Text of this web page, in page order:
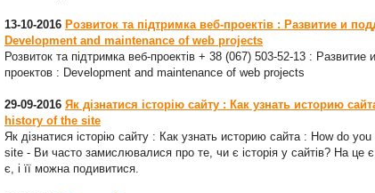
13-10-2016 Розвиток та підтримка веб-проектів : Развитие и
Development and maintenance of web projects
Розвиток та підтримка веб-проектів + 38 (067) 503-52-13 : Развитие
проектов : Development and maintenance of web projects
29-09-2016 Як дізнатися історію сайту : Как узнать историю
history of the site
Як дізнатися історію сайту : Как узнать историю сайта : How do
site - Ви часто замислювалися про те, чи є історія у сайтів? На це
є, і її можна подивитися.